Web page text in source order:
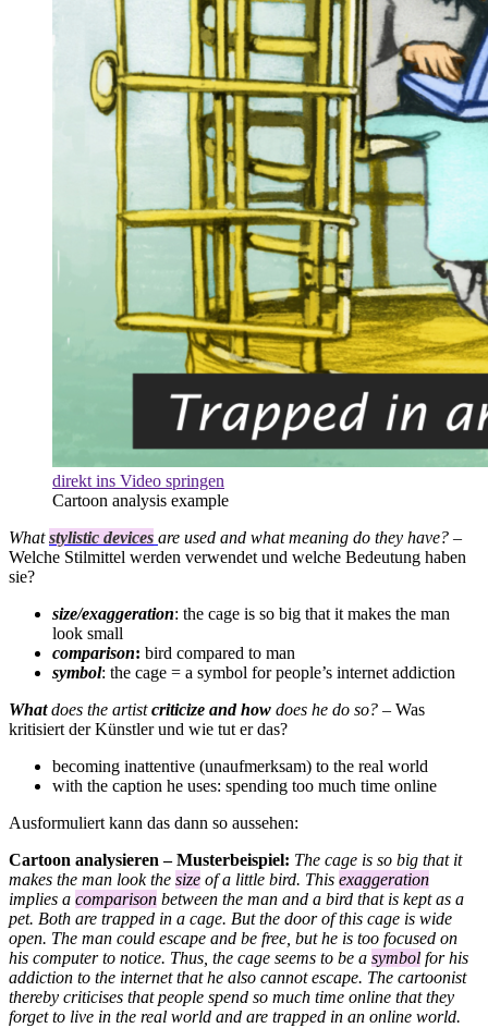
direkt ins Video springen
Cartoon analysis example
Whatstylistic devices are used and what meaning do they have? –
Welche Stilmittel werden verwendet und welche Bedeutung haben
sie?
size/exaggeration: the cage is so big that it makes the man
look small
comparison: bird compared to man
symbol: the cage = a symbol for people’s internet addiction
Whatdoes the artistcriticize and how does he do so? – Was
kritisiert der Künstler und wie tut er das?
becoming inattentive (unaufmerksam) to the real world
with the caption he uses: spending too much time online
Ausformuliert kann das dann so aussehen:
Cartoon analysieren – Musterbeispiel: The cage is so big that it
makes the man look the size of a little bird. This exaggeration
implies a comparison between the man and a bird that is kept as a
pet. Both are trapped in a cage. But the door of this cage is wide
open. The man could escape and be free, but he is too focused on
his computer to notice. Thus, the cage seems to be a symbol for his
addiction to the internet that he also cannot escape. The cartoonist
thereby criticises that people spend so much time online that they
forget to live in the real world and are trapped in an online world.